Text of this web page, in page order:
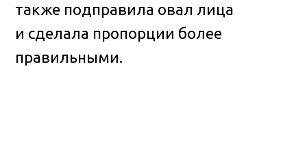
также подправила овал лица
и сделала пропорции более
правильными.